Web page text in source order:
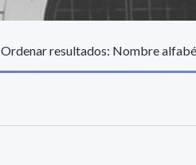
Ordenar resultados: Nombre